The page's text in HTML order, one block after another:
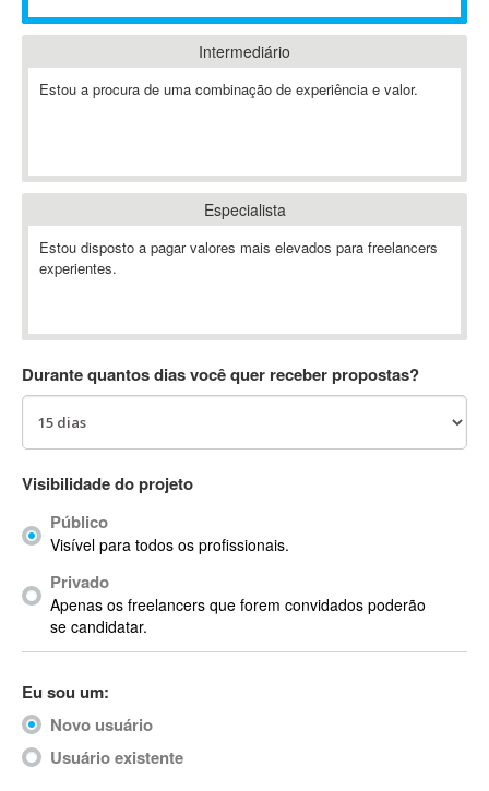
ABAP
Abaqus
ABBYY FineReader
Ableton
Ableton Push
Abstract
AC3
ACID Pro
ACPI
Acrobat
Acrobat X
Acronis
ACT
Actimize
ActionScript
ActionScript 3
Intermediário
Estou a procura de uma combinação de experiência e valor.
Especialista
Estou disposto a pagar valores mais elevados para freelancers
experientes.
Durante quantos dias você quer receber propostas?
Visibilidade do projeto
Público
Visível para todos os profissionais.
Privado
Apenas os freelancers que forem convidados poderão
se candidatar.
Eu sou um:
Novo usuário
Usuário existente